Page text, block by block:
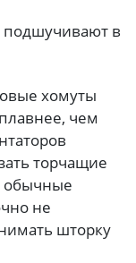
подшучивают в
хомуты
чем
торчащие
обычные
не
шторку